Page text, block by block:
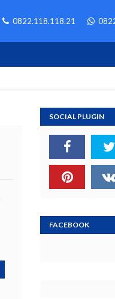
0822.118.118.21
SOCIAL PLUGIN
FACEBOOK